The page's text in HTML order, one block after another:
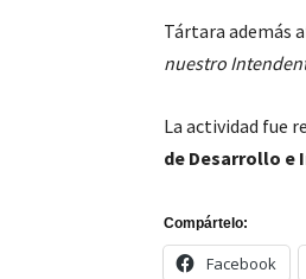
Tártara además
nuestro
La actividad fue
de Desarrollo e
Compártelo:
Facebook